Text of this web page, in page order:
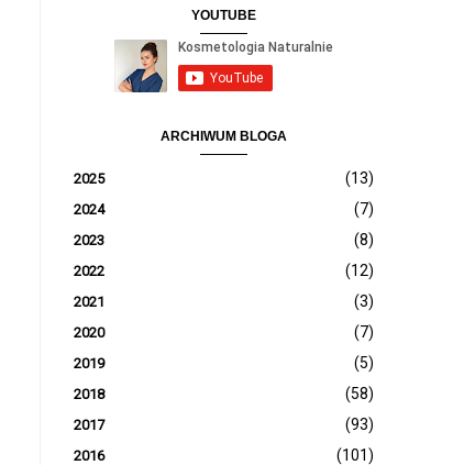
YOUTUBE
ARCHIWUM BLOGA
2025 (13)
2024 (7)
2023 (8)
2022 (12)
2021 (3)
2020 (7)
2019 (5)
2018 (58)
2017 (93)
2016
(101)